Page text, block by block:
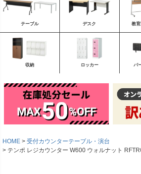
テーブル デスク 教
収納 ロッカー パ
HOME
受付カウンターテーブル・演台
テンポ レジカウンター W600 ウォルナット